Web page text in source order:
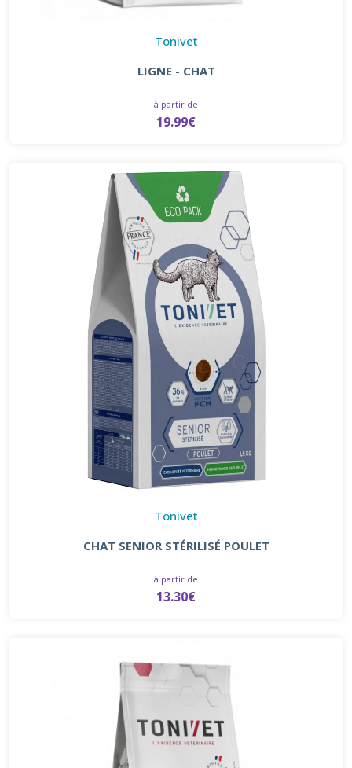
Tonivet
LIGNE - CHAT
à partir de
19.99€
Tonivet
CHAT SENIOR STÉRILISÉ POULET
à partir de
13.30€